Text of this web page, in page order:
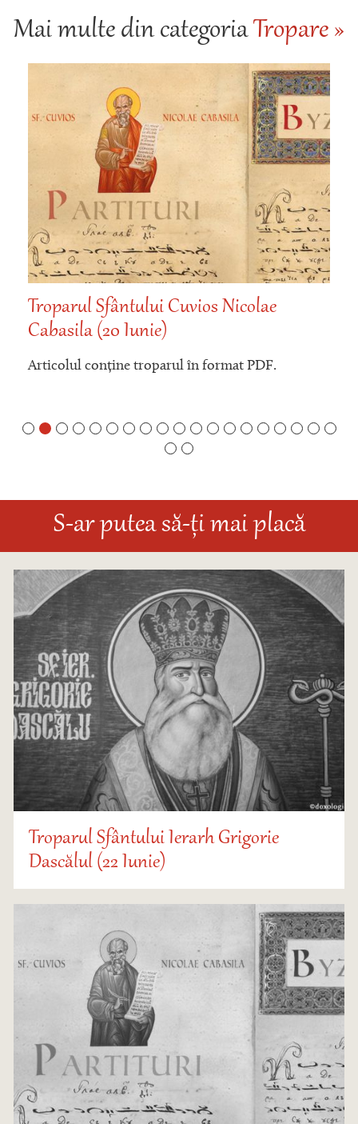
Mai multe din categoriaTropare »
Troparul Sfântului Cuvios Ieronim din
Stridon (15 Iunie)
Articolul conține troparul în format PDF.
S-ar putea să-ți mai placă
Troparul Sfântului Ierarh Grigorie
Dascălul (22 Iunie)